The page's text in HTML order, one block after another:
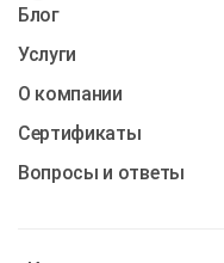
Блог
Услуги
О компании
Cертификаты
Вопросы и ответы